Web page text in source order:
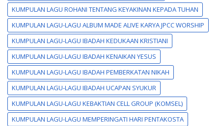
KUMPULAN LAGU ROHANI TENTANG KEYAKINAN KEPADA TUHAN
KUMPULAN LAGU-LAGU ALBUM MADE ALIVE KARYA JPCC WORSHIP
KUMPULAN LAGU-LAGU IBADAH KEDUKAAN KRISTIANI
KUMPULAN LAGU-LAGU IBADAH KENAIKAN YESUS
KUMPULAN LAGU-LAGU IBADAH PEMBERKATAN NIKAH
KUMPULAN LAGU-LAGU IBADAH UCAPAN SYUKUR
KUMPULAN LAGU-LAGU KEBAKTIAN CELL GROUP (KOMSEL)
KUMPULAN LAGU-LAGU MEMPERINGATI HARI PENTAKOSTA